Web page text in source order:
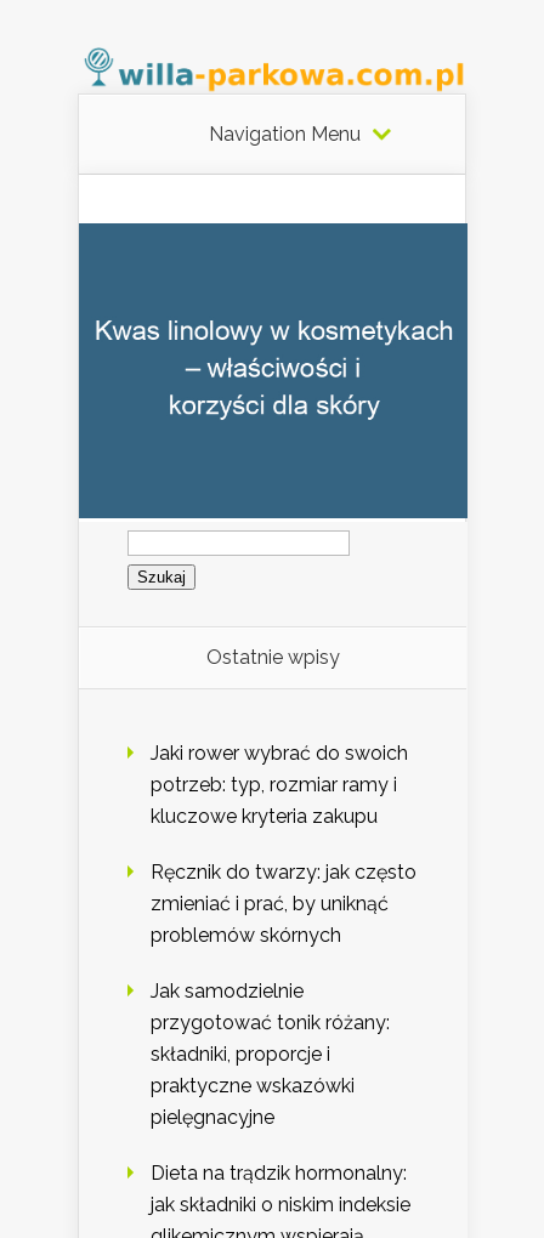
Navigation Menu
Szukaj:
Ostatnie wpisy
Jaki rower wybrać do swoich
potrzeb: typ, rozmiar ramy i
kluczowe kryteria zakupu
Ręcznik do twarzy: jak często
zmieniać i prać, by uniknąć
problemów skórnych
Jak samodzielnie
przygotować tonik różany:
składniki, proporcje i
praktyczne wskazówki
pielęgnacyjne
Dieta na trądzik hormonalny:
jak składniki o niskim indeksie